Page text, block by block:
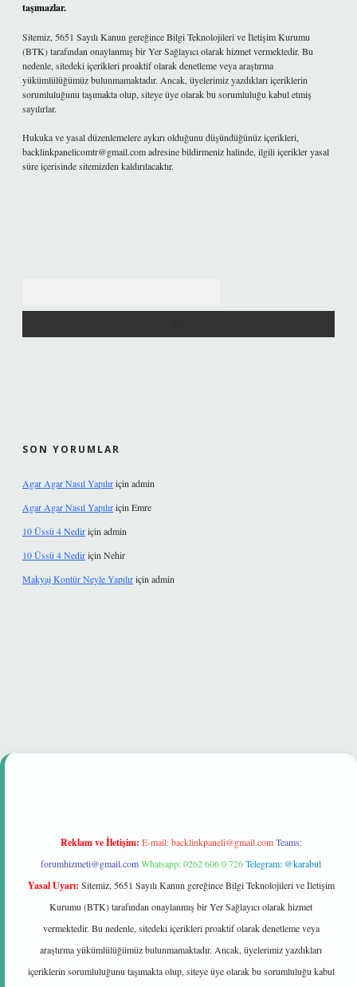
taşımazlar.
Sitemiz, 5651 Sayılı Kanun gereğince Bilgi Teknolojileri ve İletişim Kurumu
(BTK) tarafından onaylanmış bir Yer Sağlayıcı olarak hizmet vermektedir. Bu
nedenle, sitedeki içerikleri proaktif olarak denetleme veya araştırma
yükümlülüğümüz bulunmamaktadır. Ancak, üyelerimiz yazdıkları içeriklerin
sorumluluğunu taşımakta olup, siteye üye olarak bu sorumluluğu kabul etmiş
sayılırlar.
Hukuka ve yasal düzenlemelere aykırı olduğunu düşündüğünüz içerikleri,
backlinkpanelicomtr@gmail.comadresine bildirmeniz halinde, ilgili içerikler yasal
süre içerisinde sitemizden kaldırılacaktır.
SON YORUMLAR
Agar Agar Nasıl Yapılıriçin admin
Agar Agar Nasıl Yapılıriçin Emre
10 Üssü 4 Nediriçin admin
10 Üssü 4 Nediriçin Nehir
Makyaj Kontür Neyle Yapılıriçin admin
Reklam ve İletişim: E-mail:backlinkpaneli@gmail.com Teams:
forumhizmeti@gmail.comWhatsapp: 0262 606 0 726Telegram: @karabul
Yasal Uyarı: Sitemiz, 5651 Sayılı Kanun gereğince Bilgi Teknolojileri ve İletişim
Kurumu (BTK) tarafından onaylanmış bir Yer Sağlayıcı olarak hizmet
vermektedir. Bu nedenle, sitedeki içerikleri proaktif olarak denetleme veya
araştırma yükümlülüğümüz bulunmamaktadır. Ancak, üyelerimiz yazdıkları
içeriklerin sorumluluğunu taşımakta olup, siteye üye olarak bu sorumluluğu kabul